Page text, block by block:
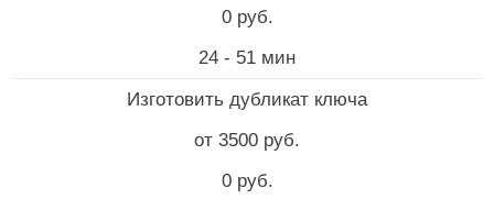
0 руб.
24 - 51 мин
Изготовить дубликат ключа
от 3500 руб.
0 руб.